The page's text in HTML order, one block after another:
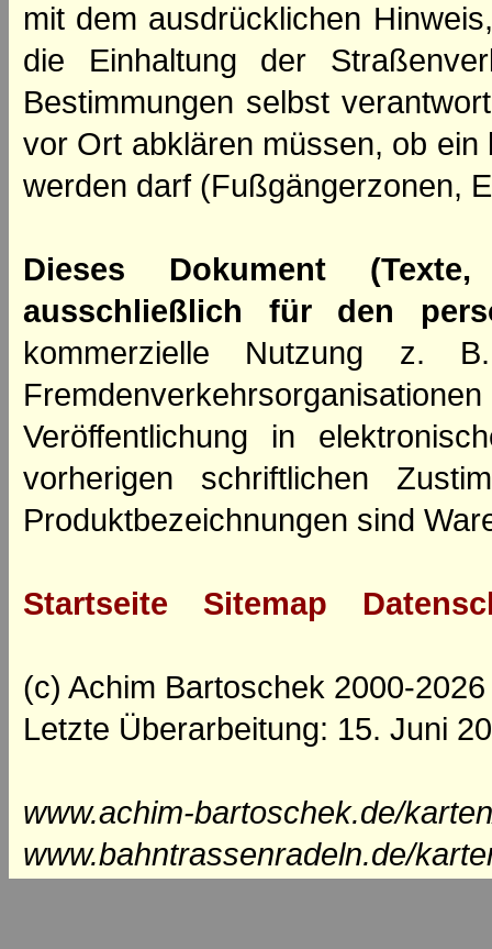
mit dem ausdrücklichen
die Einhaltung der
Bestimmungen selbst
vor Ort abklären müssen, ob
werden darf (Fußgängerzonen,
Dieses Dokument
ausschließlich für den
kommerzielle Nutzung z.
Veröffentlichung in
vorherigen schriftlichen
Produktbezeichnungen sind
Startseite Sitemap
(c) Achim Bartoschek 2000-2026
Letzte Überarbeitung: 15. Juni
www.achim-bartoschek.de/
www.bahntrassenradeln.de/